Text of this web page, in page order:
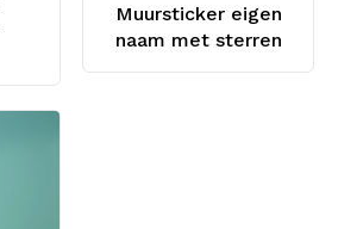
Muursticker eigen
naam met sterren